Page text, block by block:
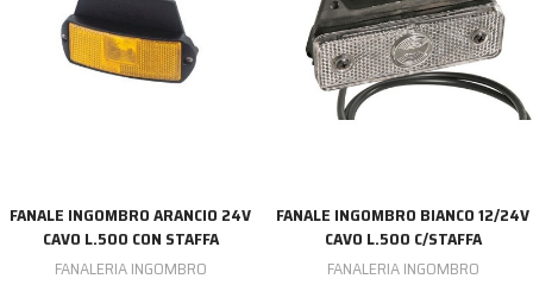
FANALE INGOMBRO ARANCIO 24V
CAVO L.500 CON STAFFA
FANALERIA INGOMBRO
FANALE INGOMBRO BIANCO 12/24V
CAVO L.500 C/STAFFA
FANALERIA INGOMBRO